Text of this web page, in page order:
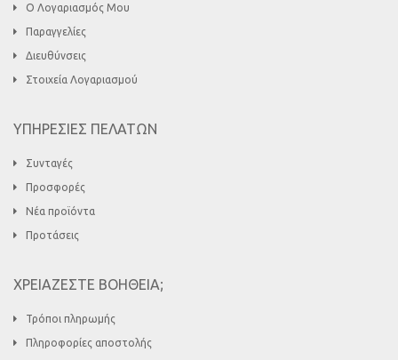
Ο Λογαριασμός Μου
Παραγγελίες
Διευθύνσεις
Στοιχεία Λογαριασμού
ΥΠΗΡΕΣΙΕΣ ΠΕΛΑΤΩΝ
Συνταγές
Προσφορές
Νέα προϊόντα
Προτάσεις
ΧΡΕΙΑΖΕΣΤΕ ΒΟΗΘΕΙΑ;
Τρόποι πληρωμής
Πληροφορίες αποστολής